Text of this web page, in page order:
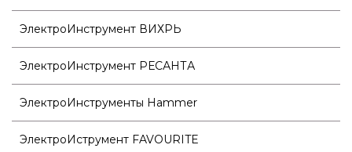
ЭлектроИнструмент ВИХРЬ
ЭлектроИнструмент РЕСАНТА
ЭлектроИнструменты Hammer
ЭлектроИструмент FAVOURITE